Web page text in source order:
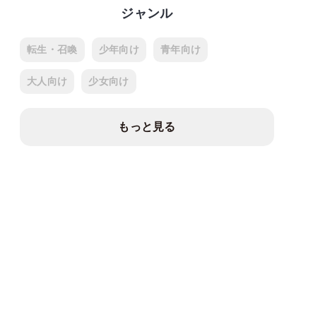
ジャンル
転生・召喚 少年向け 青年向け
大人向け 少女向け
もっと見る